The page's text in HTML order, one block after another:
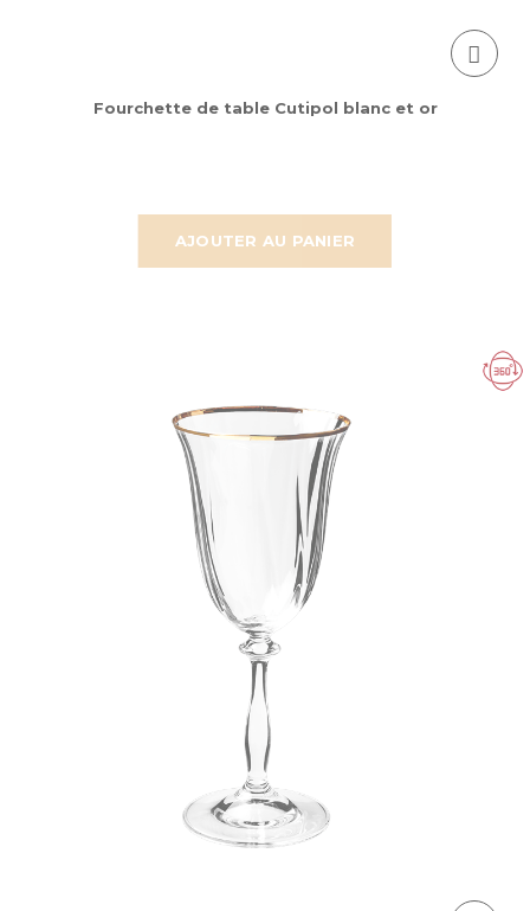
AJOUTER AU PANIER
Fourchette de table Cutipol blanc et or